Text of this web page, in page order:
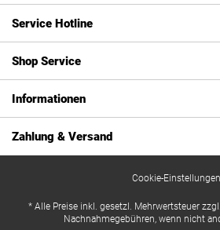
Service Hotline
Shop Service
Informationen
Zahlung & Versand
Cookie-Einstellungen
* Alle Preise inkl. gesetzl. Mehrwertsteuer zzgl.
Nachnahmegebühren, wenn nicht